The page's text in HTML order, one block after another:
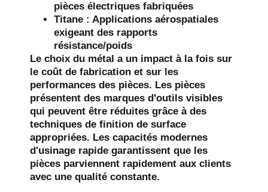
pièces électriques fabriquées
Titane : Applications aérospatiales
exigeant des rapports
résistance/poids
Le choix du métal a un impact à la fois sur
le coût de fabrication et sur les
performances des pièces. Les pièces
présentent des marques d'outils visibles
qui peuvent être réduites grâce à des
techniques de finition de surface
appropriées. Les capacités modernes
d'usinage rapide garantissent que les
pièces parviennent rapidement aux clients
avec une qualité constante.